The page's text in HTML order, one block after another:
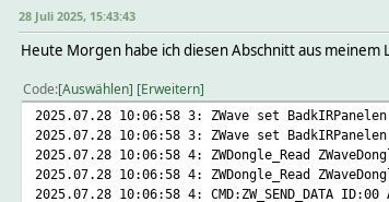
# temperature:
# LogDB:
# TIME 1753616448.20704
# READINGS:
# 2025-07-27 01:10:17 IODev
# 2025-07-26 23:17:22 SEND_DATA
# 2025-06-11 14:25:11 energy
# 2025-07-08 10:33:12 model Qubino
# 2025-07-08 10:33:12 modelConfig
# 2025-07-27 01:10:17 caps Vers:1 Rev:1 ManufID:0086
# 2025-07-27 01:10:17 ctrlCaps MEMBER
# 2025-07-27 01:10:17 homeId
# 2025-07-25 10:29:36 nodeList ZWaveDongle
# 2025-07-27 01:10:17 random
# 2025-07-27 01:10:17 state
# 2025-07-27 01:10:17 sucNodeId 1
# 2025-04-09 08:46:47 version Z-
28 Juli 2025, 15:43:43
Heute Morgen habe ich diesen Abschnitt aus meinem
Code Auswählen Erweitern
2025.07.28 10:06:58 3: ZWave set
2025.07.28 10:06:58 3: ZWave set
2025.07.28 10:06:58 4: ZWDongle_Read
2025.07.28 10:06:58 4: ZWDongle_Read
2025.07.28 10:06:58 4: CMD:ZW_SEND_DATA ID:00